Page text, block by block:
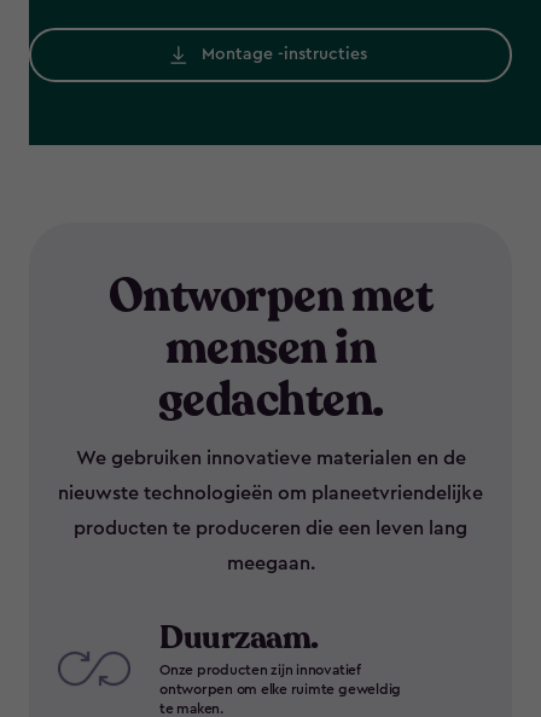
Montage -instructies
Ontworpen met
mensen in
gedachten.
We gebruiken innovatieve materialen en de
nieuwste technologieën om planeetvriendelijke
producten te produceren die een leven lang
meegaan.
Duurzaam.
Onze producten zijn innovatief
ontworpen om elke ruimte geweldig
te maken.